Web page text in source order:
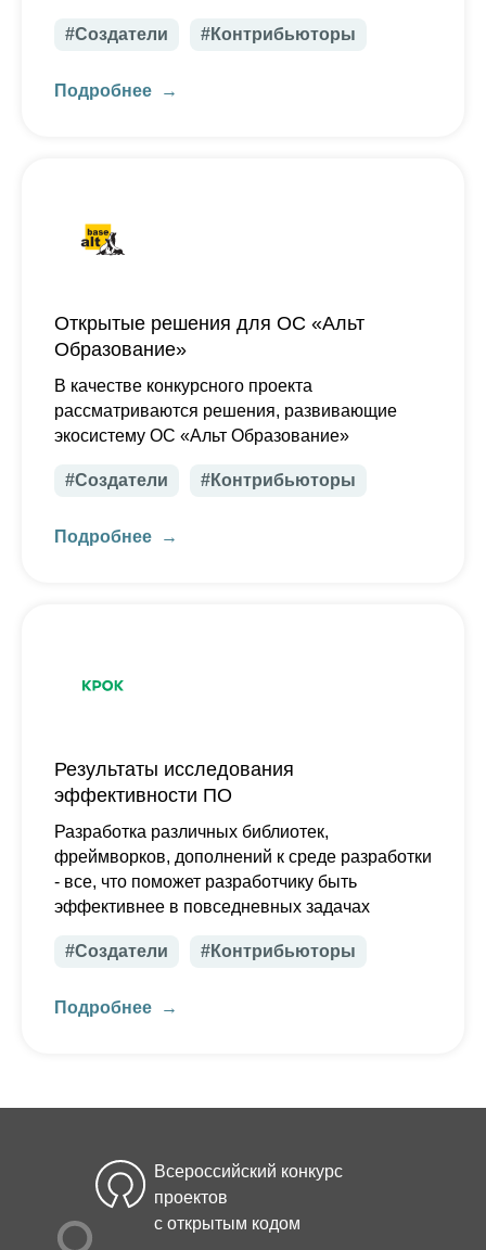
#Создатели #Контрибьюторы
Подробнее
Открытые решения для ОС «Альт
Образование»
В качестве конкурсного проекта
рассматриваются решения, развивающие
экосистему ОС «Альт Образование»
#Создатели #Контрибьюторы
Подробнее
Результаты исследования
эффективности ПО
Разработка различных библиотек,
фреймворков, дополнений к среде разработки
- все, что поможет разработчику быть
эффективнее в повседневных задачах
#Создатели #Контрибьюторы
Подробнее
Всероссийский конкурс
проектов
с открытым кодом